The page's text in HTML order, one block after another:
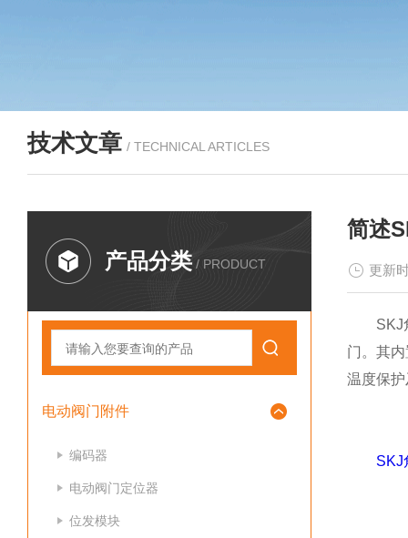
技术文章 / TECHNICAL ARTICLES
产品分类 / PRODUCT
电动阀门附件
编码器
电动阀门定位器
位发模块
简述
更新
SKJ角
门。其
温度保
SKJ